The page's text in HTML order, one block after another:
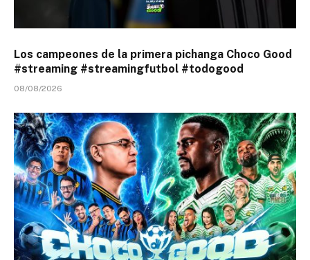
Los campeones de la primera pichanga Choco Good
#streaming #streamingfutbol #todogood
08/08/2026